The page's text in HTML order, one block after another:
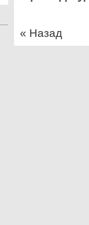
« Назад